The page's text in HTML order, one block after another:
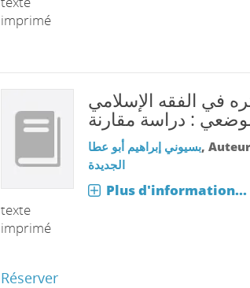
imprimé
texte
imprimé
في الفقه الإسلامي
: دراسة مقارنة
بسيوني إبراهيم أبو عطا, Auteur
الجديدة
Plus d'information...
Réserver